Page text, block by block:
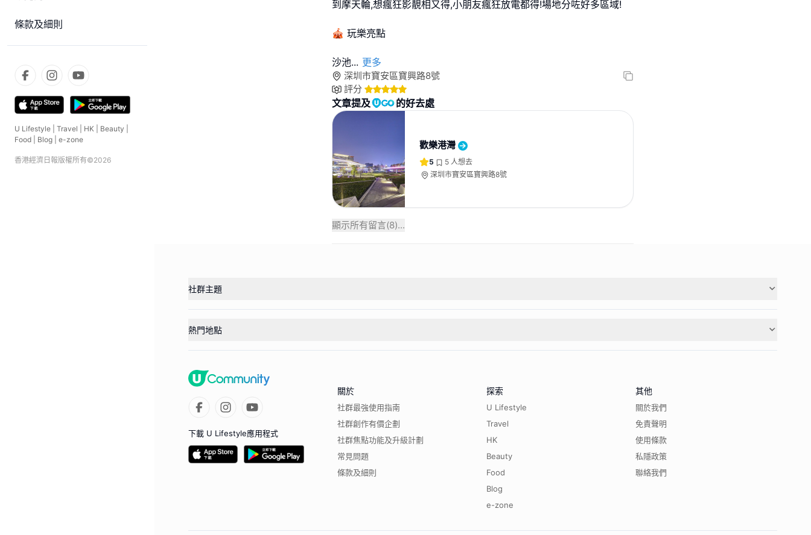
條款及細則
U Lifestyle Travel HK Beauty
Food
Blog e-zone
香港經濟日報版權所有©2026
到摩天輪,想瘋狂影靚相又得,小朋友瘋狂放電都得!場地分咗好多區域!
🎪 玩樂亮點
沙池... 更多
深圳市寶安區寶興路8號
評分
文章提及 的好去處
歡樂港灣
5 5 人想去
深圳市寶安區寶興路8號
顯示所有留言(8)...
社群主題
熱門地點
下載 U Lifestyle應用程式
關於
社群最強使用指南
社群創作有價企劃
社群焦點功能及升級計劃
常見問題
條款及細則
探索
U Lifestyle
Travel
HK
Beauty
Food
Blog
e-zone
其他
關於我們
免責聲明
使用條款
私隱政策
聯絡我們